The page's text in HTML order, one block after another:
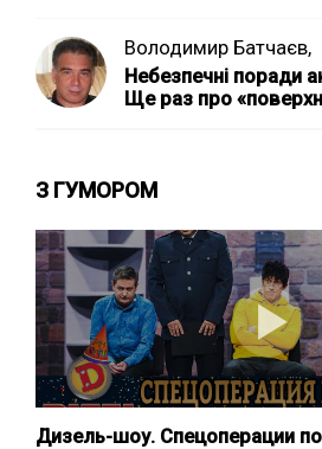
Володимир Батчаєв,
Небезпечні поради
Ще раз про
З ГУМОРОМ
Дизель-шоу. Спецоперации